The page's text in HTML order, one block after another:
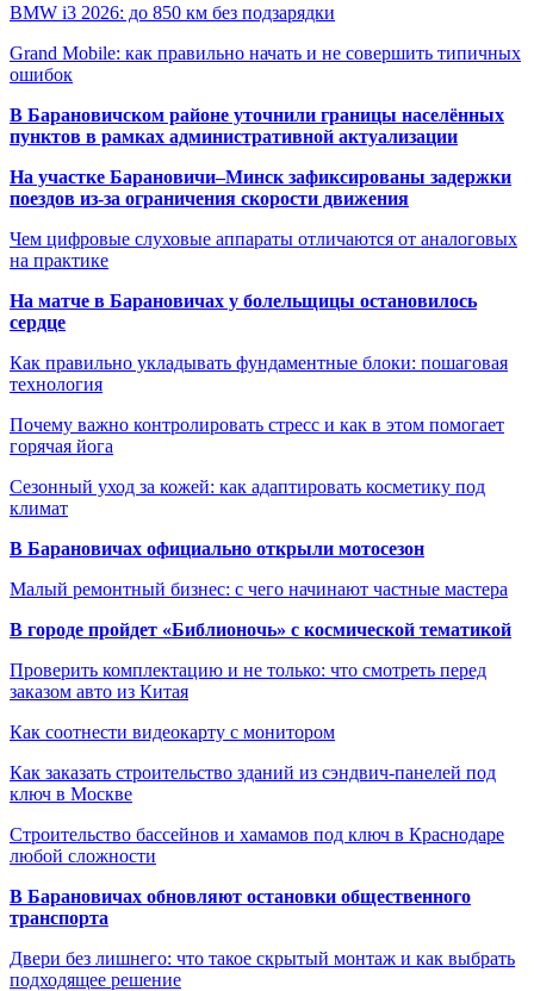
BMW i3 2026: до 850 км без подзарядки
Grand Mobile: как правильно начать и не совершить типичных
ошибок
В Барановичском районе уточнили границы населённых
пунктов в рамках административной актуализации
На участке Барановичи–Минск зафиксированы задержки
поездов из-за ограничения скорости движения
Чем цифровые слуховые аппараты отличаются от аналоговых
на практике
На матче в Барановичах у болельщицы остановилось
сердце
Как правильно укладывать фундаментные блоки: пошаговая
технология
Почему важно контролировать стресс и как в этом помогает
горячая йога
Сезонный уход за кожей: как адаптировать косметику под
климат
В Барановичах официально открыли мотосезон
Малый ремонтный бизнес: с чего начинают частные мастера
В городе пройдет «Библионочь» с космической тематикой
Проверить комплектацию и не только: что смотреть перед
заказом авто из Китая
Как соотнести видеокарту с монитором
Как заказать строительство зданий из сэндвич-панелей под
ключ в Москве
Строительство бассейнов и хамамов под ключ в Краснодаре
любой сложности
В Барановичах обновляют остановки общественного
транспорта
Двери без лишнего: что такое скрытый монтаж и как выбрать
подходящее решение